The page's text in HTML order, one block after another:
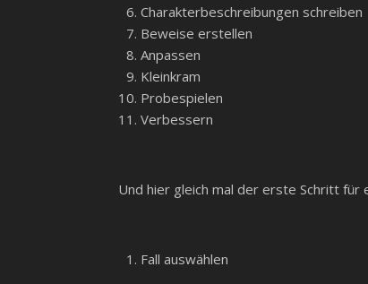
Charakterbeschreibungen schreiben
Beweise erstellen
Anpassen
Kleinkram
Probespielen
Verbessern
Und hier gleich mal der erste Schritt für
Fall auswählen